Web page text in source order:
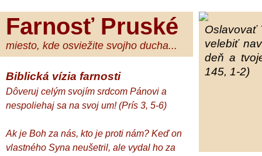
Farnosť Pruské
miesto, kde osviežite svojho ducha...
Biblická vízia farnosti
Dôveruj celým svojím srdcom Pánovi a
nespoliehaj sa na svoj um! (Prís 3, 5-6)
Ak je Boh za nás, kto je proti nám? Keď on
vlastného Syna neušetril, ale vydal ho za
Oslavovať
velebiť
deň a
145, 1-2)